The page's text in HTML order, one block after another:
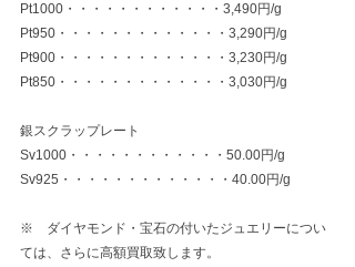
Pt1000・・・・・・・・・・・・3,490円/g
Pt950・・・・・・・・・・・・・3,290円/g
Pt900・・・・・・・・・・・・・3,230円/g
Pt850・・・・・・・・・・・・・3,030円/g
銀スクラップレート
Sv1000・・・・・・・・・・・・50.00円/g
Sv925・・・・・・・・・・・・・40.00円/g
※　ダイヤモンド・宝石の付いたジュエリーについ
ては、さらに高額買取致します。